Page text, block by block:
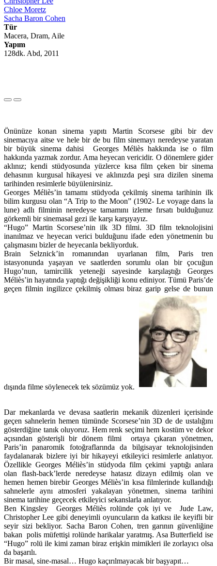
Chloe Moretz
Sacha Baron Cohen
Tür
Macera, Dram, Aile
Yapım
128dk. Abd, 2011
Önünüze konan sinema yapıtı Martin Scorsese gibi bir dev
sinemacıya aitse ve hele bir de bu film sinemayı neredeyse yaratan
bir büyük sinema dahisi Georges Méliès hakkında ise o film
hakkında yazmak zordur. Ama heyecan vericidir. O dönemlere gider
aklınız; kendi stüdyosunda yüzlerce kısa film çeken bir sinema
dehasının kurgusal hikayesi ve aklınızda peşi sıra dizilen sinema
tarihinden resimlerle büyülenirsiniz.
Georges Méliès’in tamamı stüdyoda çekilmiş sinema tarihinin ilk
bilim kurgusu olan “A Trip to the Moon” (1902- Le voyage dans la
lune) adlı filminin neredeyse tamamını izleme fırsatı bulduğunuz
görkemli bir sinemasal gezi ile karşı karşıyayız.
“Hugo” Martin Scorsese’nin ilk 3D filmi. 3D film teknolojisini
inanılmaz ve heyecan verici bulduğunu ifade eden yönetmenin bu
çalışmasını bizler de heyecanla bekliyorduk.
Brain Selznick’in romanından uyarlanan film, Paris tren
istasyonunda yaşayan ve saatlerden sorumlu olan bir çocuğun
Hugo’nun, tamircilik yeteneği sayesinde karşılaştığı Georges
Méliès’in hayatında yaptığı değişikliği konu ediniyor. Tümü Paris’de
geçen filmin ingilizce çekilmiş olması biraz garip gelse de bunun
dışında filme söylenecek tek sözümüz yok.
Dar mekanlarda ve devasa saatlerin mekanik düzenleri içerisinde
geçen sahnelerin hemen tümünde Scorsese’nin 3D de de ustalığını
gösterdiğine tanık oluyoruz. Hem renk seçimi hem kostüm ve dekor
açısından gösterişli bir dönem filmi ortaya çıkaran yönetmen,
Paris’in panaromik fotoğraflarında da bilgisayar teknolojisinden
faydalanarak bizlere iyi bir hikayeyi etkileyici resimlerle anlatıyor.
Özellikle Georges Méliès’in stüdyoda film çekimi yaptığı anlara
olan flash-back’lerde neredeyse hatasız dizayn edilmiş olan ve
hemen hemen birebir Georges Méliès’in kısa filmlerinde kullandığı
sahnelerle aynı atmosferi yakalayan yönetmen, sinema tarihini
sinema tarihine geçecek etkileyici sekanslarla anlatıyor.
Ben Kingsley Georges Méliès rolünde çok iyi ve Jude Law,
Christopher Lee gibi deneyimli oyuncuların da katkısı ile keyifli bir
seyir sizi bekliyor. Sacha Baron Cohen, tren garının güvenliğine
bakan polis müfettişi rolünde harikalar yaratmış. Asa Butterfield ise
“Hugo” rolü ile kimi zaman biraz erişkin mimikleri ile zorlayıcı olsa
da başarılı.
Bir masal, sine-masal… Hugo kaçırılmayacak bir başyapıt…